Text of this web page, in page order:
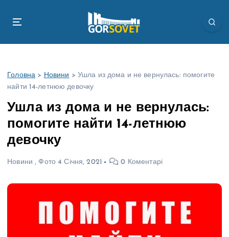
Головна > Новини > Ушла из дома и не вернулась: помогите
найти 14-летнюю девочку
Ушла из дома и не вернулась:
помогите найти 14-летнюю
девочку
Новини , Фото 4 Січня, 2021 0 Коментарі